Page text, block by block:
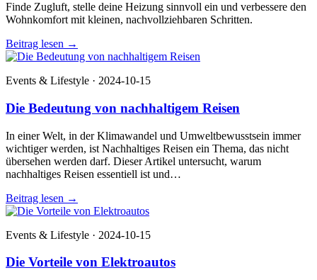
Finde Zugluft, stelle deine Heizung sinnvoll ein und verbessere den
Wohnkomfort mit kleinen, nachvollziehbaren Schritten.
Beitrag lesen →
Events & Lifestyle · 2024-10-15
Die Bedeutung von nachhaltigem Reisen
In einer Welt, in der Klimawandel und Umweltbewusstsein immer
wichtiger werden, ist Nachhaltiges Reisen ein Thema, das nicht
übersehen werden darf. Dieser Artikel untersucht, warum
nachhaltiges Reisen essentiell ist und…
Beitrag lesen →
Events & Lifestyle · 2024-10-15
Die Vorteile von Elektroautos